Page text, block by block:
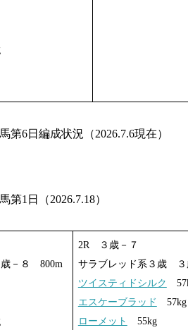
第6日編成状況（2026.7.6現在）
第1日（2026.7.18）
－８ 800m
2R ３歳－７
サラブレッド系３歳
ツイスティドシルク
エスケーブラッド
57kg
ローメット
55kg